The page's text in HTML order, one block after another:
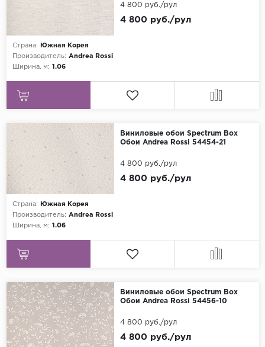
Страна:
Южная Корея
Производитель: Andrea Rossi
Ширина, м: 1.06
4 800 руб./рул
4 800 руб./рул
Виниловые обои Spectrum Box
Обои Andrea Rossi 54454-21
Страна:
Южная Корея
Производитель: Andrea Rossi
Ширина, м: 1.06
4 800 руб./рул
4 800 руб./рул
Виниловые обои Spectrum Box
Обои Andrea Rossi 54456-10
4 800 руб./рул
4 800 руб./рул